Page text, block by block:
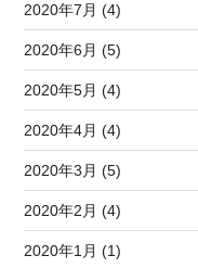
2020年7月 (4)
2020年6月 (5)
2020年5月 (4)
2020年4月 (4)
2020年3月 (5)
2020年2月 (4)
2020年1月 (1)